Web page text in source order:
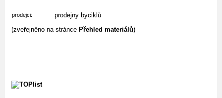
prodejci:
prodejny byciklů
(zveřejněno na stránce Přehled materiálů)